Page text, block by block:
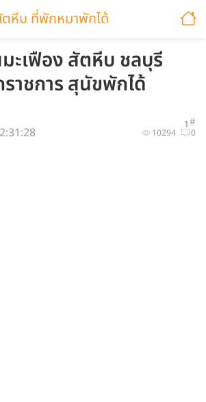
หีบ ที่พักหมาพักได้
ะเฟือง สัตหีบ ชลบุรี
าชการ สุนัขพักได้
1#
10294 0